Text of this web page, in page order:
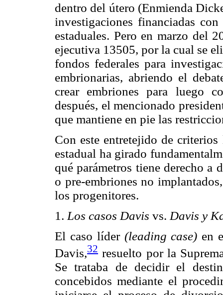
dentro del útero (Enmienda
investigaciones financiadas
estaduales. Pero en marzo del
ejecutiva 13505, por la cual se
fondos federales para
embrionarias, abriendo el
crear embriones para luego
después, el mencionado
que mantiene en pie las
Con este entretejido de
estadual ha girado
qué parámetros tiene derecho a
o pre-embriones no
los progenitores.
1. Los casos Davis vs. Davis y
El caso líder (leading case) en
Davis,32 resuelto por la
Se trataba de decidir el
concebidos mediante el